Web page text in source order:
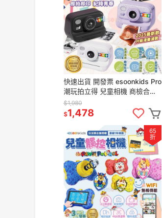
快速出貨 開發票 esoonkids Pro
潮玩拍立得 兒童相機 商檢合格
打印相機 可拍照 錄影 4900萬
畫素相機
$1,980
$1,478
65
折